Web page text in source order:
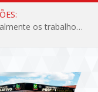
Câmara Municipal de Jacundá abre oficialmente os trabalhos legislativos de 2026